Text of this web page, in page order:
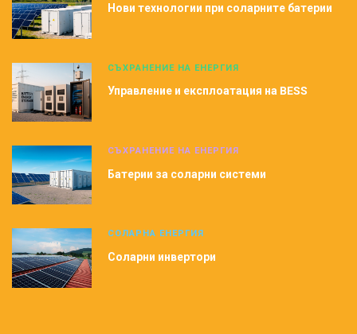
Нови технологии при соларните батерии
СЪХРАНЕНИЕ НА ЕНЕРГИЯ
Управление и експлоатация на BESS
СЪХРАНЕНИЕ НА ЕНЕРГИЯ
Батерии за соларни системи
СОЛАРНА ЕНЕРГИЯ
Соларни инвертори